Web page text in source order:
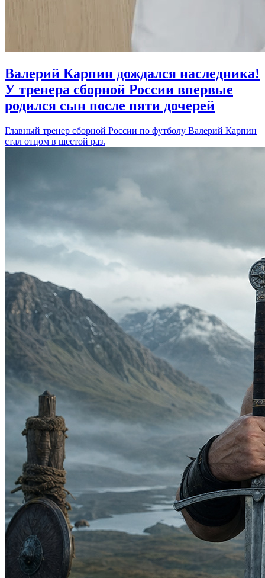
Валерий Карпин дождался наследника!
У тренера сборной России впервые
родился сын после пяти дочерей
Главный тренер сборной России по футболу Валерий Карпин
стал отцом в шестой раз.